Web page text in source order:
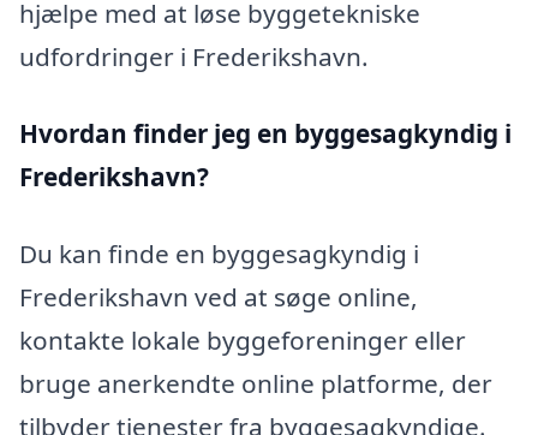
hjælpe med at løse byggetekniske
udfordringer i Frederikshavn.
Hvordan finder jeg en byggesagkyndig i
Frederikshavn?
Du kan finde en byggesagkyndig i
Frederikshavn ved at søge online,
kontakte lokale byggeforeninger eller
bruge anerkendte online platforme, der
tilbyder tjenester fra byggesagkyndige.